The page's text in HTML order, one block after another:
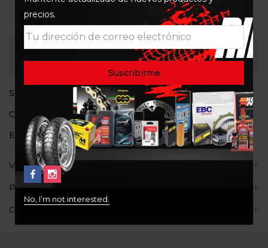
Consultar
SKU:
Categoría:
Goggles
Etiquetas: 100%,Accuri Glow,goggle
Valoraciones (0)
Políticas de la tienda
Consultas
precios.
No, I’m not interested.